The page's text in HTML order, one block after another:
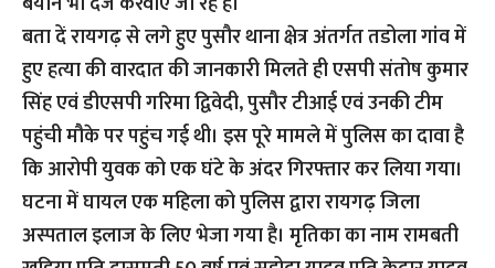
बता दें रायगढ़ से लगे हुए पुसौर थाना क्षेत्र अंतर्गत तडोला गांव में
हुए हत्या की वारदात की जानकारी मिलते ही एसपी संतोष कुमार
सिंह एवं डीएसपी गरिमा द्विवेदी, पुसौर टीआई एवं उनकी टीम
पहुंची मौके पर पहुंच गई थी। इस पूरे मामले में पुलिस का दावा है
कि आरोपी युवक को एक घंटे के अंदर गिरफ्तार कर लिया गया।
घटना में घायल एक महिला को पुलिस द्वारा रायगढ़ जिला
अस्पताल इलाज के लिए भेजा गया है। मृतिका का नाम रामबती